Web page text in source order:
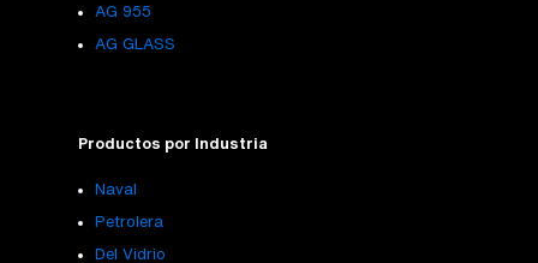
AG 955
AG GLASS
Productos por Industria
Naval
Petrolera
Del Vidrio